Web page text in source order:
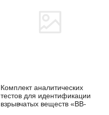
Комплект аналитических
тестов для идентификации
взрывчатых веществ «ВВ-